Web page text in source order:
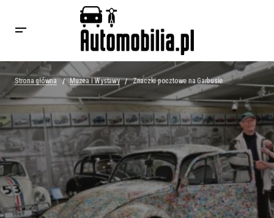
Strona główna Muzea i Wystawy Znaczki pocztowe na Garbusie